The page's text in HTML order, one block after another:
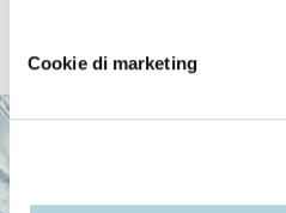
Cookie di marketing
I nostri ingredienti